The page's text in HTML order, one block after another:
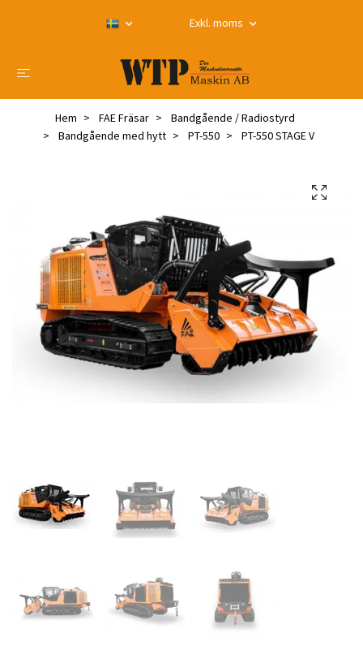
Exkl. moms
Hem FAE Fräsar
Bandgående / Radiostyrd
Bandgående med hytt
PT-550 PT-550 STAGE V